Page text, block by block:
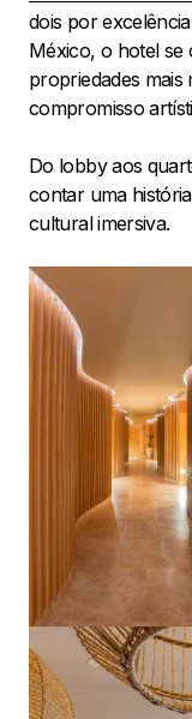
dois por
México, o hotel se
propriedades mais
compromisso
Do lobby aos
contar uma
cultural imersiva.